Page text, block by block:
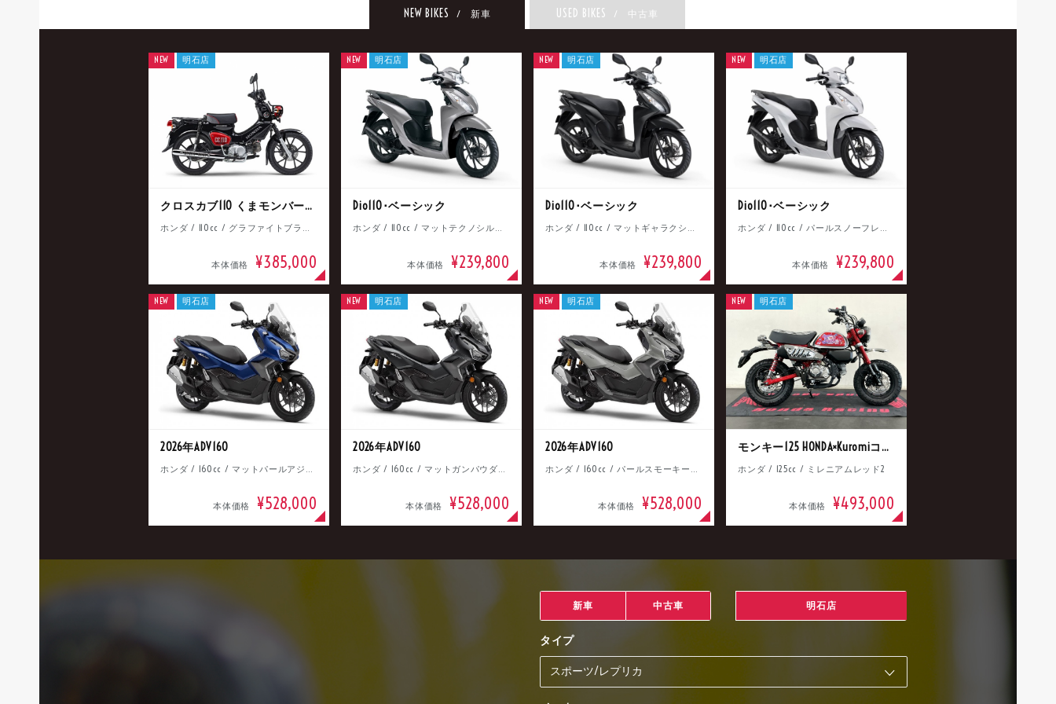
NEW BIKES / 新車 USED BIKES / 中古車
クロスカブ110 くまモンバージョン
ホンダ / 110cc / グラファイトブラック
本体価格 ¥385,000
NEW 明石店
Dio110･ベーシック
ホンダ / 110cc / マットテクノシルバーメタリック
本体価格 ¥239,800
NEW 明石店
Dio110･ベーシック
ホンダ / 110cc / マットギャラクシーブラックメタリック
本体価格 ¥239,800
NEW 明石店
Dio110･ベーシック
ホンダ / 110cc / パールスノーフレークホワイト
本体価格 ¥239,800
NEW 明石店
2026年ADV160
ホンダ / 160cc / マットパールアジャイルブルー
本体価格 ¥528,000
NEW 明石店
2026年ADV160
ホンダ / 160cc / マットガンパウダーブラックメタリック
本体価格 ¥528,000
NEW 明石店
2026年ADV160
ホンダ / 160cc / パールスモーキーグレー
本体価格 ¥528,000
NEW 明石店
モンキー125 HONDA×Kuromiコラボ
ホンダ / 125cc / ミレニアムレッド2
本体価格 ¥493,000
NEW 明石店
新車 中古車 明石店
タイプ